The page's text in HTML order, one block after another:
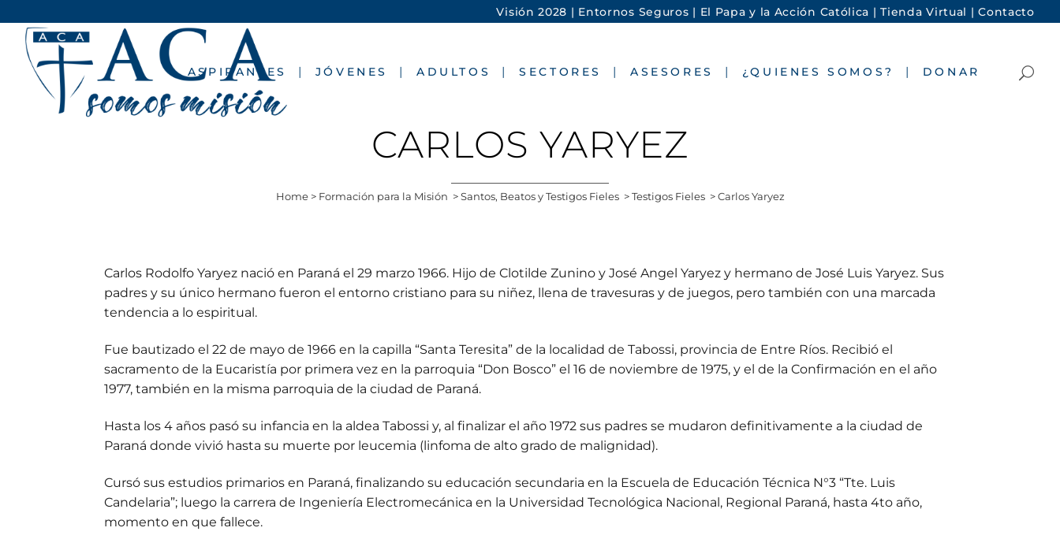
Visión 2028 | Entornos Seguros | El Papa y la Acción Católica |Tienda Virtual |Contacto
ASPIRANTES JÓVENES ADULTOS SECTORES ASESORES ¿QUIENES SOMOS? DONAR
CARLOS YARYEZ
Home> Formación para la Misión >Santos, Beatos y Testigos Fieles >Testigos Fieles >Carlos Yaryez
Carlos Rodolfo Yaryez nació en Paraná el 29 marzo 1966. Hijo de Clotilde Zunino y José Angel Yaryez y hermano de José Luis Yaryez. Sus
padres y su único hermano fueron el entorno cristiano para su niñez, llena de travesuras y de juegos, pero también con una marcada
tendencia a lo espiritual.
Fue bautizado el 22 de mayo de 1966 en la capilla “Santa Teresita” de la localidad de Tabossi, provincia de Entre Ríos. Recibió el
sacramento de la Eucaristía por primera vez en la parroquia “Don Bosco” el 16 de noviembre de 1975, y el de la Confirmación en el año
1977, también en la misma parroquia de la ciudad de Paraná.
Hasta los 4 años pasó su infancia en la aldea Tabossi y, al finalizar el año 1972 sus padres se mudaron definitivamente a la ciudad de
Paraná donde vivió hasta su muerte por leucemia (linfoma de alto grado de malignidad).
Cursó sus estudios primarios en Paraná, finalizando su educación secundaria en la Escuela de Educación Técnica N°3 “Tte. Luis
Candelaria”; luego la carrera de Ingeniería Electromecánica en la Universidad Tecnológica Nacional, Regional Paraná, hasta 4to año,
momento en que fallece.